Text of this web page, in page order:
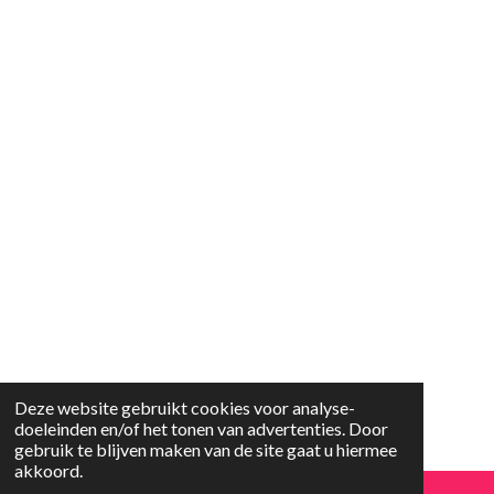
Deze website gebruikt cookies voor analyse-
doeleinden en/of het tonen van advertenties. Door
gebruik te blijven maken van de site gaat u hiermee
akkoord.